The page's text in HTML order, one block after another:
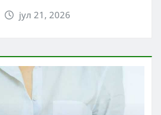
јул 21, 2026